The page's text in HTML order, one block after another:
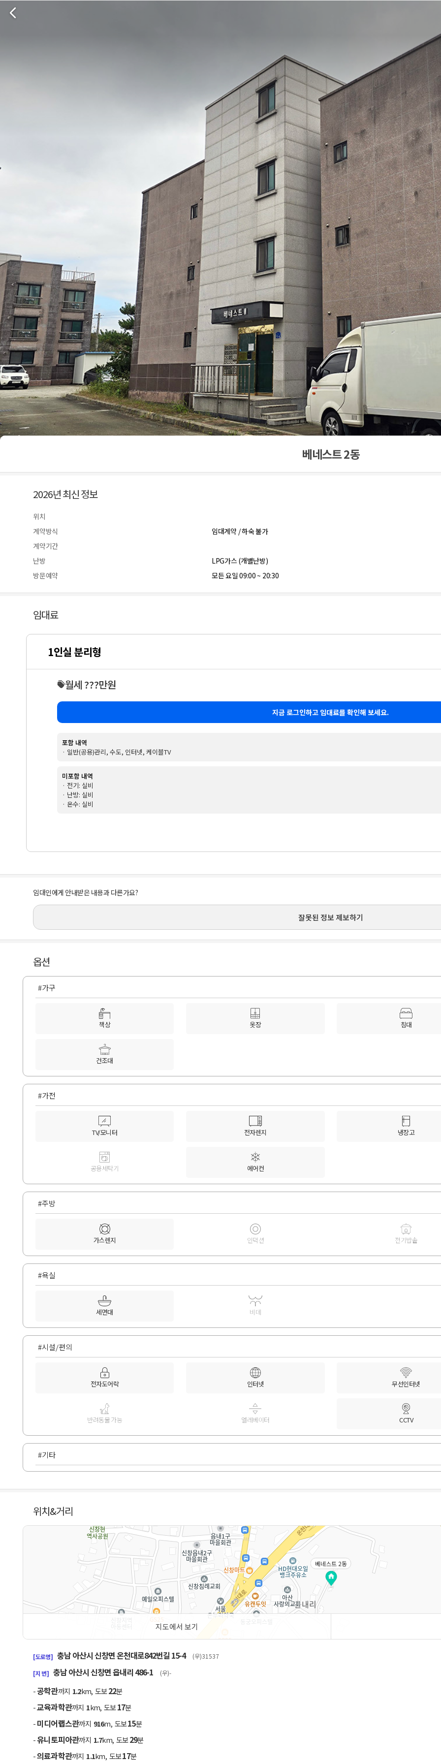
베네스트 2동
2026년 최신 정보
위치
계약방식
임대계약 / 하숙 불가
계약기간
난방
LPG가스 (개별난방)
방문예약
모든 요일 09:00 ~ 20:30
임대료
1인실 분리형
월세 ???만원
지금 로그인하고 임대료를 확인해 보세요.
포함 내역
· 일반(공용)관리, 수도, 인터넷, 케이블TV
미포함 내역
· 전기: 실비
· 난방: 실비
· 온수: 실비
임대인에게 안내받은 내용과 다른가요?
잘못된 정보 제보하기
옵션
#가구
책상 옷장 침대
건조대
#가전
TV/모니터 전자렌지 냉장고
공용세탁기 에어컨
#주방
가스렌지 인덕션 전기밥솥
#욕실
세면대 비데
#시설/편의
전자도어락 인터넷 무선인터넷
반려동물 가능 엘레베이터 CCTV
#기타
위치&거리
베네스트 2동
지도에서 보기
[도로명] 충남 아산시 신창면 온천대로842번길 15-4 (우)31537
[지 번] 충남 아산시 신창면 읍내리 486-1 (우)-
-공학관까지 1.2km, 도보22분
-교육과학관까지 1km, 도보17분
-미디어랩스관까지 916m, 도보15분
-유니토피아관까지 1.7km, 도보29분
-의료과학관까지 1.1km, 도보17분